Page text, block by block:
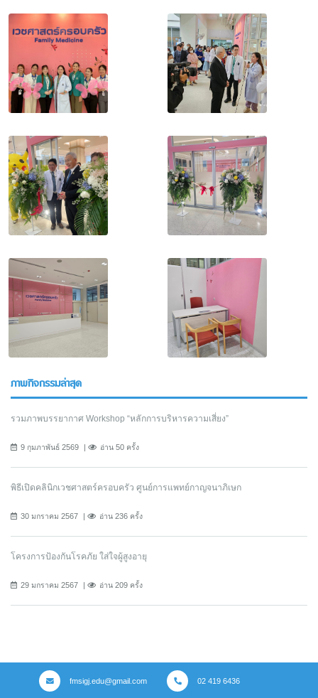
ภาพกิจกรรมล่าสุด
รวมภาพบรรยากาศ Workshop “หลักการบริหารความเสี่ยง”
9 กุมภาพันธ์ 2569 อ่าน 50 ครั้ง
พิธีเปิดคลินิกเวชศาสตร์ครอบครัว ศูนย์การแพทย์กาญจนาภิเษก
30 มกราคม 2567 อ่าน 236 ครั้ง
โครงการป้องกันโรคภัย ใส่ใจผู้สูงอายุ
29 มกราคม 2567 อ่าน 209 ครั้ง
fmsigj.edu@gmail.com 02 419 6436